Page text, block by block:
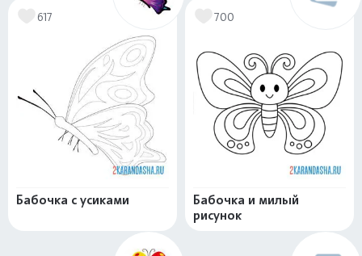
617
Бабочка с усиками
700
Бабочка и милый
рисунок